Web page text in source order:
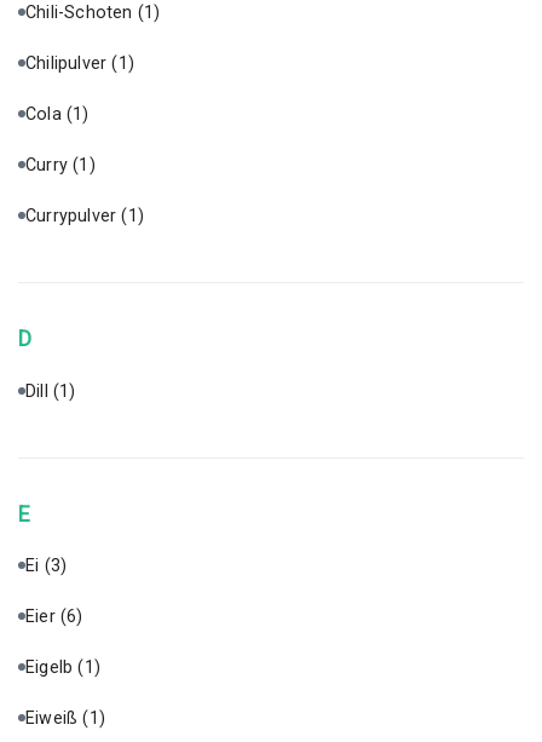
Chili-Schoten (1)
Chilipulver(1)
Cola (1)
Curry(1)
Currypulver(1)
D
Dill (1)
E
Ei (3)
Eier (6)
Eigelb(1)
Eiweiß(1)